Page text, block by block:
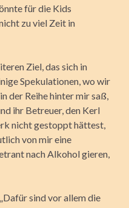
für die Kids
zu viel Zeit in
Ziel, das sich in
Spekulationen, wo wir
der Reihe hinter mir saß,
ihr Betreuer, den Kerl
nicht gestoppt hättest,
von mir eine
nach Alkohol gieren,
sind vor allem die